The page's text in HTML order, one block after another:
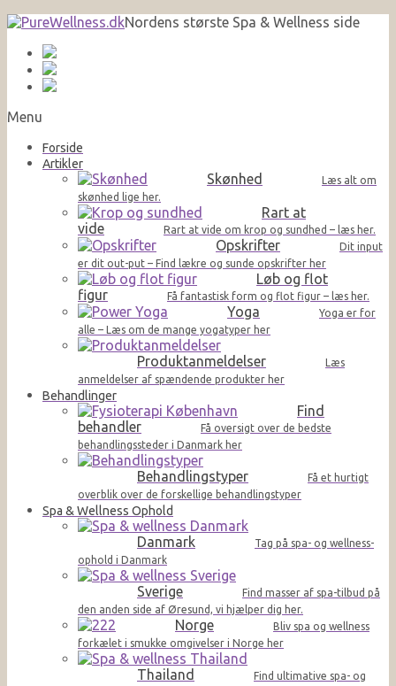
Nordens største Spa & Wellness side
Menu
Forside
Artikler
Skønhed
Læs alt om
skønhed lige her.
Rart at
vide
Rart at vide om krop og sundhed – læs her.
Opskrifter
Dit input
er dit out-put – Find lækre og sunde opskrifter her
Løb og flot
figur
Få fantastisk form og flot figur – læs her.
Yoga
Yoga er for
alle – Læs om de mange yogatyper her
Produktanmeldelser
Læs
anmeldelser af spændende produkter her
Behandlinger
Find
behandler
Få oversigt over de bedste
behandlingssteder i Danmark her
Behandlingstyper
Få et hurtigt
overblik over de forskellige behandlingstyper
Spa & Wellness Ophold
Danmark
Tag på spa- og wellness-
ophold i Danmark
Sverige
Find masser af spa-tilbud på
den anden side af Øresund, vi hjælper dig her.
Norge
Bliv spa og wellness
forkælet i smukke omgivelser i Norge her
Thailand
Find ultimative spa- og